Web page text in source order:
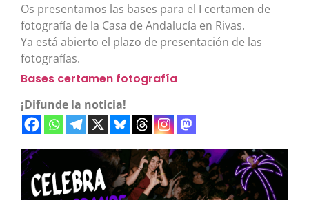
Os presentamos las bases para el I certamen de
fotografía de la Casa de Andalucía en Rivas.
Ya está abierto el plazo de presentación de las
fotografías.
Bases certamen fotografía
¡Difunde la noticia!